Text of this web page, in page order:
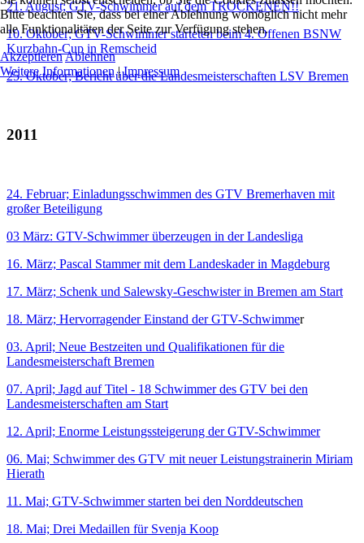
21. August; GTV-Schwimmer auf dem TROCKENEN!!
10. Oktober; GTV-Schwimmer starteten beim 4. Offenen BSNW
Kurzbahn-Cup in Remscheid
25. Oktober; Bericht über die Landesmeisterschaften LSV Bremen
2011
24. Februar; Einladungsschwimmen des GTV Bremerhaven mit
großer Beteiligung
03 März: GTV-Schwimmer überzeugen in der Landesliga
16. März; Pascal Stammer mit dem Landeskader in Magdeburg
17. März; Schenk und Salewsky-Geschwister in Bremen am Start
18. März; Hervorragender Einstand der GTV-Schwimmer
03. April; Neue Bestzeiten und Qualifikationen für die
Landesmeisterschaft Bremen
07. April; Jagd auf Titel - 18 Schwimmer des GTV bei den
Landesmeisterschaften am Start
12. April; Enorme Leistungssteigerung der GTV-Schwimmer
06. Mai; Schwimmer des GTV mit neuer Leistungstrainerin Miriam
Hierath
11. Mai; GTV-Schwimmer starten bei den Norddeutschen
18. Mai; Drei Medaillen für Svenja Koop
Bitte beachten Sie, dass bei einer Ablehnung womöglich nicht mehr
alle Funktionalitäten der Seite zur Verfügung stehen.
AkzeptierenAblehnen
Weitere Informationen|Impressum